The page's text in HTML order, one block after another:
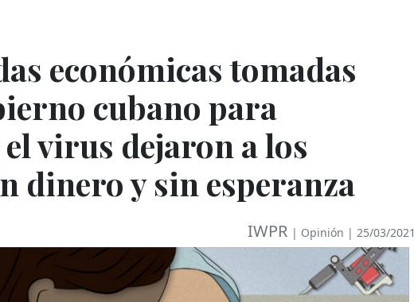
económicas tomadas
cubano para
virus dejaron a los
dinero y sin esperanza
IWPR | Opinión | 25/03/2021